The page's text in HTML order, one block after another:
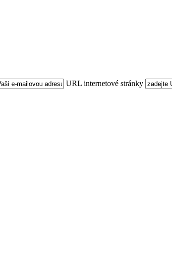
URL internetové stránky